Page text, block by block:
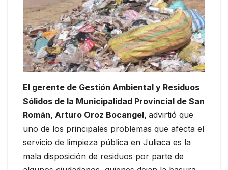
El gerente de Gestión Ambiental y Residuos
Sólidos de la Municipalidad Provincial de San
Román, Arturo Oroz Bocangel, advirtió que
uno de los principales problemas que afecta el
servicio de limpieza pública en Juliaca es la
mala disposición de residuos por parte de